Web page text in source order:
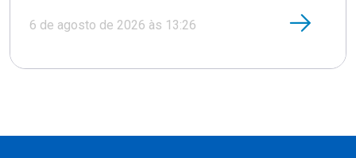
6 de agosto de 2026 às 13:26